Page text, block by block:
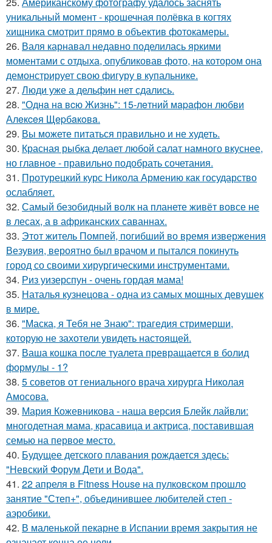
уникальный момент - крошечная полёвка в когтях
хищника смотрит прямо в объектив фотокамеры.
26. Валя карнавал недавно поделилась яркими
моментами с отдыха, опубликовав фото, на котором она
демонстрирует свою фигуру в купальнике.
27. Люди уже а дельфин нет сдались.
28. "Однa нa вcю Жизнь": 15-лeтний мapaфoн любви
Алeкceя Щepбaкoвa.
29. Вы можете питаться правильно и не худеть.
30. Красная рыбка делает любой салат намного вкуснее,
но главное - правильно подобрать сочетания.
31. Протурецкий курс Никола Армению как государство
ослабляет.
32. Самый безобидный волк на планете живёт вовсе не
в лесах, а в африканских саваннах.
33. Этот житель Помпей, погибший во время извержения
Везувия, вероятно был врачом и пытался покинуть
город со своими хирургическими инструментами.
34. Риз уизерспун - очень гордая мама!
35. Наталья кузнецова - одна из самых мощных девушек
в мире.
36. "Маска, я Тебя не Знаю": трагедия стримерши,
которую не захотели увидеть настоящей.
37. Ваша кошка после туалета превращается в болид
формулы - 1?
38. 5 советов от гениального врача хирурга Николая
Амосова.
39. Мария Кожевникова - наша версия Блейк лайвли:
многодетная мама, красавица и актриса, поставившая
семью на первое место.
40. Будущее детского плавания рождается здесь:
"Невский Форум Дети и Вода".
41. 22 апреля в Fitness House на пулковском прошло
занятие "Степ+", объединившее любителей степ -
аэробики.
42. В маленькой пекарне в Испании время закрытия не